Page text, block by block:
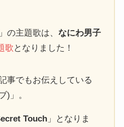
の主題歌は、なにわ男子
歌 となりました！
事でもお伝えしている
)」。
Touch 」となりま